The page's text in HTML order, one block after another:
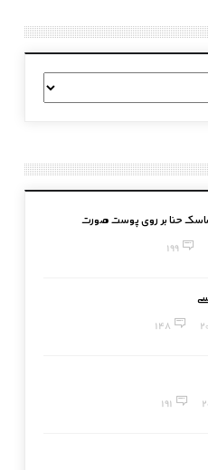
حنا بر روی پوست صورت
199
148
191